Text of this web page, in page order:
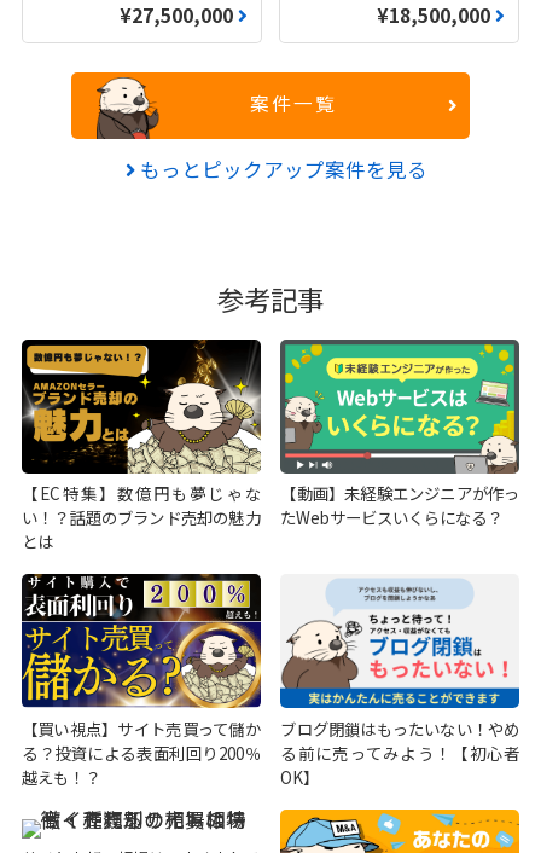
¥27,500,000 ¥18,500,000
案件一覧
もっとピックアップ案件を見る
参考記事
【EC特集】数億円も夢じゃな
い！？話題のブランド売却の魅力
とは
【動画】未経験エンジニアが作っ
たWebサービスいくらになる？
【買い視点】サイト売買って儲か
る？投資による表面利回り200％
越えも！？
ブログ閉鎖はもったいない！やめ
る前に売ってみよう！【初心者
OK】